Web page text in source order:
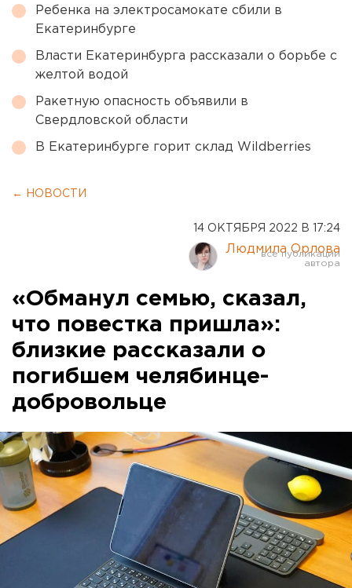
Ребенка на электросамокате сбили в
Екатеринбурге
Власти Екатеринбурга рассказали о борьбе с
желтой водой
Ракетную опасность объявили в
Свердловской области
В Екатеринбурге горит склад Wildberries
← НОВОСТИ
14 ОКТЯБРЯ 2022 В 17:24
Людмила Орлова
«Обманул семью, сказал,
что повестка пришла»:
близкие рассказали о
погибшем челябинце-
добровольце